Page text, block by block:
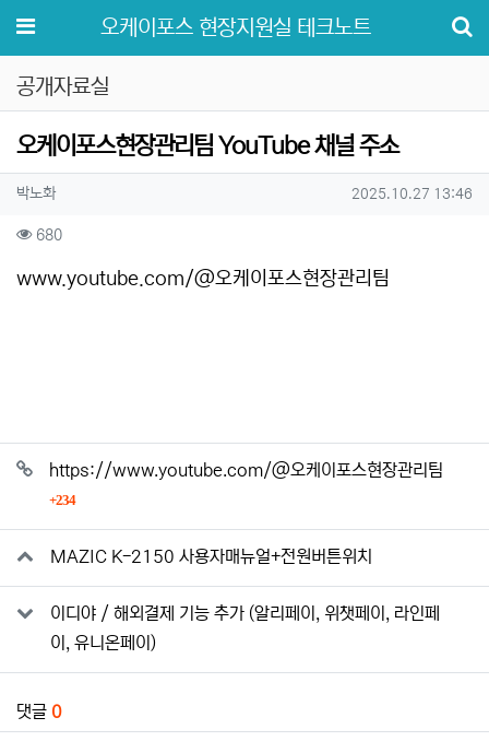
메뉴 오케이포스 현장지원실 테크노트
공개자료실
오케이포스현장관리팀 YouTube 채널 주소
작성자 정보
박노화작성 작성일
2025.10.27 13:46
컨텐츠 정보
680조회
본문
www.youtube.com/@오케이포스현장관리팀
관련자료https://www.youtube.com/@오케이포스현장관리팀
234회 연결
MAZIC K-2150 사용자매뉴얼+전원버튼위치
이디야 / 해외결제 기능 추가 (알리페이, 위챗페이, 라인페
이, 유니온페이)
댓글 0